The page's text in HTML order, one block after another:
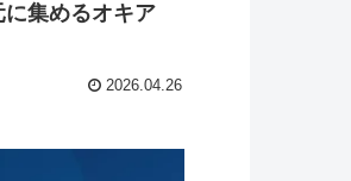
集めるオキア
2026.04.26